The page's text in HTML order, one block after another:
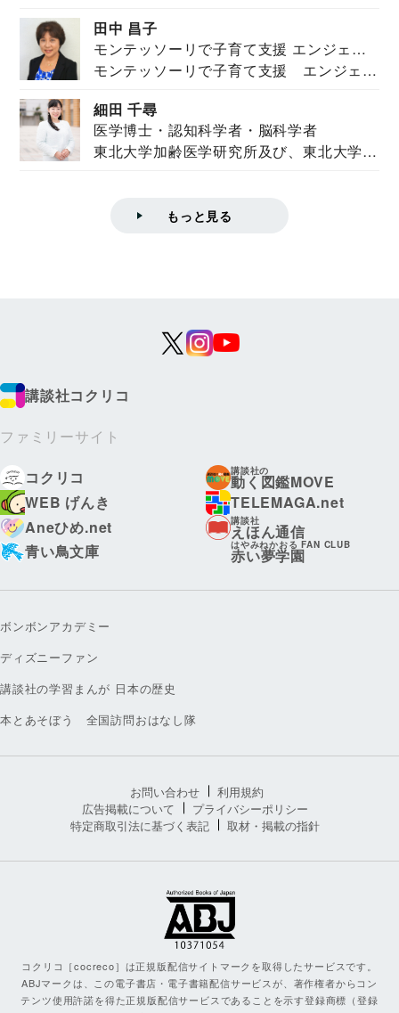
田中 昌子
モンテッソーリで子育て支援 エンジェル
ズハウス研究所所長
モンテッソーリで子育て支援 エンジェル
細田 千尋
医学博士・認知科学者・脳科学者
東北大学加齢医学研究所及び、東北大学大
もっと見る
講談社コクリコ
ファミリーサイト
コクリコ
講談社の
動く図鑑MOVE
WEB げんき
TELEMAGA.net
Aneひめ.net
講談社
えほん通信
青い鳥文庫
はやみねかおる FAN CLUB
赤い夢学園
ボンボンアカデミー
ディズニーファン
講談社の学習まんが 日本の歴史
本とあそぼう 全国訪問おはなし隊
お問い合わせ
利用規約
広告掲載について
プライバシーポリシー
特定商取引法に基づく表記
取材・掲載の指針
コクリコ［cocreco］は正規版配信サイトマークを取得したサービスです。
ABJマークは、この電子書店・電子書籍配信サービスが、著作権者からコン
テンツ使用許諾を得た正規版配信サービスであることを示す登録商標（登録